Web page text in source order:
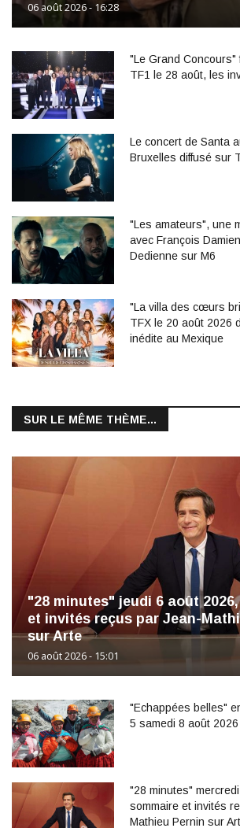
06 août 2026 - 16:28
"Le Grand
TF1 le 28 août, les
Le concert de Santa
Bruxelles diffusé sur
"Les amateurs", une
avec François
Dedienne sur M6
"La villa des cœurs
TFX le 20 août 2026
inédite au Mexique
SUR LE MÊME THÈME...
"28 minutes" jeudi 6 août
et invités reçus par Jean-
sur Arte
06 août 2026 - 15:01
"Echappées belles"
5 samedi 8 août
"28 minutes"
sommaire et invités
Mathieu Pernin sur